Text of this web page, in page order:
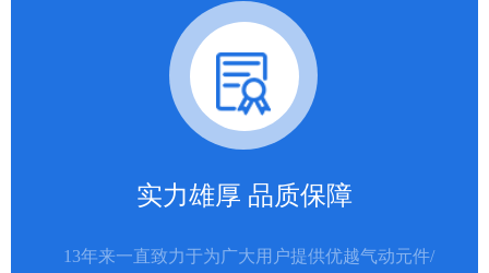
实力雄厚 品质保障
13年来一直致力于为广大用户提供优越气动元件/